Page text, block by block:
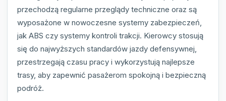
przechodzą regularne przeglądy techniczne oraz są
wyposażone w nowoczesne systemy zabezpieczeń,
jak ABS czy systemy kontroli trakcji. Kierowcy stosują
się do najwyższych standardów jazdy defensywnej,
przestrzegają czasu pracy i wykorzystują najlepsze
trasy, aby zapewnić pasażerom spokojną i bezpieczną
podróż.